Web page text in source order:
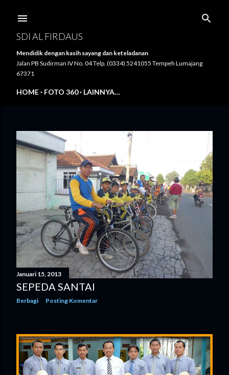
SDI AL FIRDAUS
Mendidik dengan kasih sayang dan keteladanan
Jalan PB Sudirman IV No. 04 Telp. (0334) 5241055 Tempeh Lumajang
67371
HOME FOTO 360 LAINNYA…
P
o
s
t
i
n
g
a
n
Januari 15, 2013
SEPEDA SANTAI
Berbagi Posting Komentar